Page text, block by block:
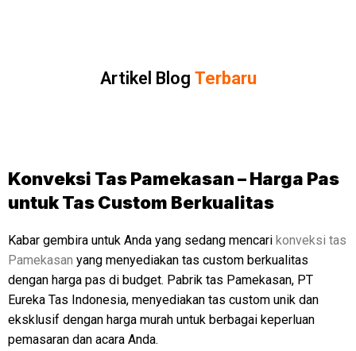
Artikel Blog Terbaru
Konveksi Tas Pamekasan – Harga Pas
untuk Tas Custom Berkualitas
Kabar gembira untuk Anda yang sedang mencari konveksi tas
Pamekasan yang menyediakan tas custom berkualitas
dengan harga pas di budget. Pabrik tas Pamekasan, PT
Eureka Tas Indonesia, menyediakan tas custom unik dan
eksklusif dengan harga murah untuk berbagai keperluan
pemasaran dan acara Anda.